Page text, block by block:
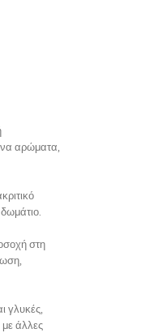
αρώματα,
στη
γλυκές,
άλλες